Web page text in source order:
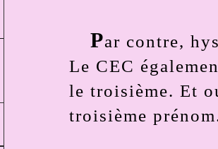
Par contre,
Le CEC
le troisième. Et
troisième